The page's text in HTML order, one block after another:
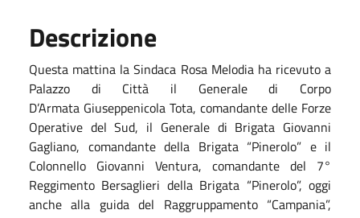
Descrizione
Questa mattina la Sindaca Rosa Melodiaha ricevuto a
Palazzo di Città il Generale di Corpo
D’Armata Giuseppenicola Tota, comandante delle Forze
Operative del Sud, il Generale di Brigata Giovanni
Gagliano, comandante della Brigata “Pinerolo” e il
Colonnello Giovanni Ventura, comandante del 7°
Reggimento Bersaglieri della Brigata “Pinerolo”,oggi
anche alla guida del Raggruppamento “Campania”,